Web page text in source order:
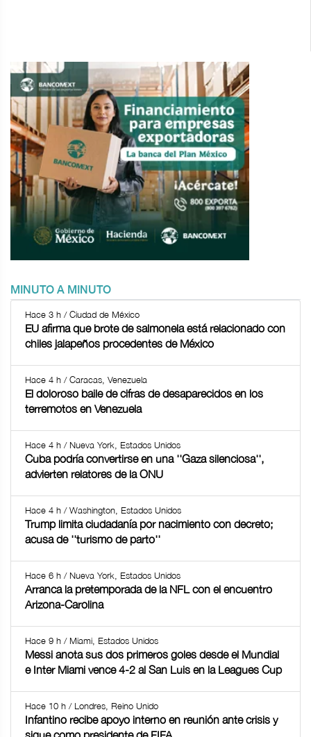
MINUTO A MINUTO
Hace 3 h / Ciudad de México
EU afirma que brote de salmonela está relacionado con
chiles jalapeños procedentes de México
Hace 4 h / Caracas, Venezuela
El doloroso baile de cifras de desaparecidos en los
terremotos en Venezuela
Hace 4 h / Nueva York, Estados Unidos
Cuba podría convertirse en una ''Gaza silenciosa'',
advierten relatores de la ONU
Hace 4 h / Washington, Estados Unidos
Trump limita ciudadanía por nacimiento con decreto;
acusa de ''turismo de parto''
Hace 6 h / Nueva York, Estados Unidos
Arranca la pretemporada de la NFL con el encuentro
Arizona-Carolina
Hace 9 h / Miami, Estados Unidos
Messi anota sus dos primeros goles desde el Mundial
e Inter Miami vence 4-2 al San Luis en la Leagues Cup
Hace 10 h / Londres, Reino Unido
Infantino recibe apoyo interno en reunión ante crisis y